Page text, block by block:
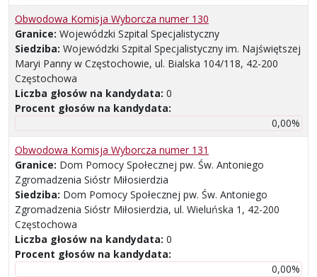
Obwodowa Komisja Wyborcza numer 130
Granice: Wojewódzki Szpital Specjalistyczny
Siedziba: Wojewódzki Szpital Specjalistyczny im. Najświętszej
Maryi Panny w Częstochowie, ul. Bialska 104/118, 42-200
Częstochowa
Liczba głosów na kandydata: 0
Procent głosów na kandydata:
0,00%
Obwodowa Komisja Wyborcza numer 131
Granice: Dom Pomocy Społecznej pw. Św. Antoniego
Zgromadzenia Sióstr Miłosierdzia
Siedziba: Dom Pomocy Społecznej pw. Św. Antoniego
Zgromadzenia Sióstr Miłosierdzia, ul. Wieluńska 1, 42-200
Częstochowa
Liczba głosów na kandydata: 0
Procent głosów na kandydata:
0,00%